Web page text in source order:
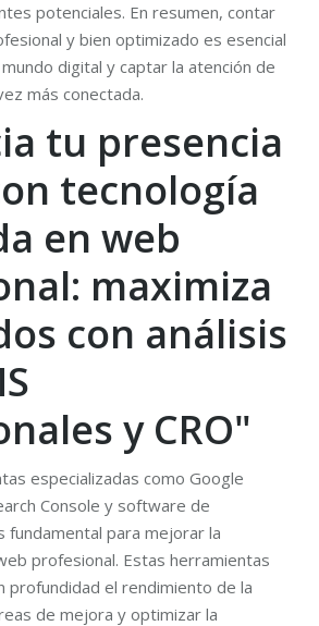
potenciales. En resumen, contar
y bien optimizado es esencial
digital y captar la atención de
más conectada.
tu presencia
tecnología
en web
maximiza
con análisis
y CRO"
especializadas como Google
Console y software de
fundamental para mejorar la
profesional. Estas herramientas
profundidad el rendimiento de la
de mejora y optimizar la